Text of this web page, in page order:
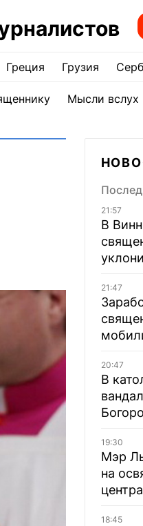
Греция Грузия
Мысли вслух
21:57
В
21:47
20:47
В
19:30
Мэр
на
центра
18:45